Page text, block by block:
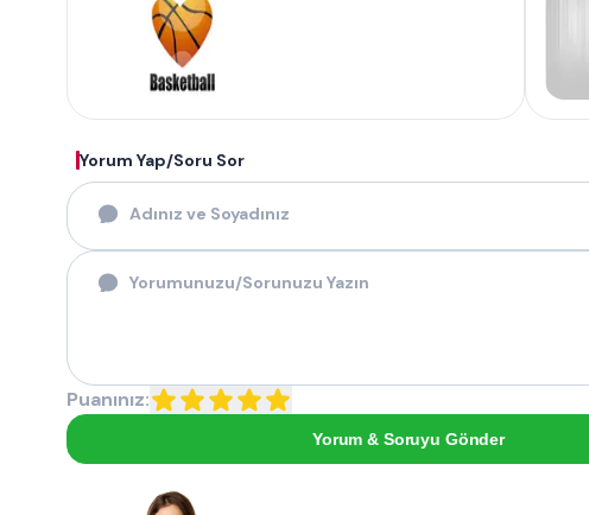
Yorum Yap/Soru Sor
Puanınız:
Yorum & Soruyu Gönder